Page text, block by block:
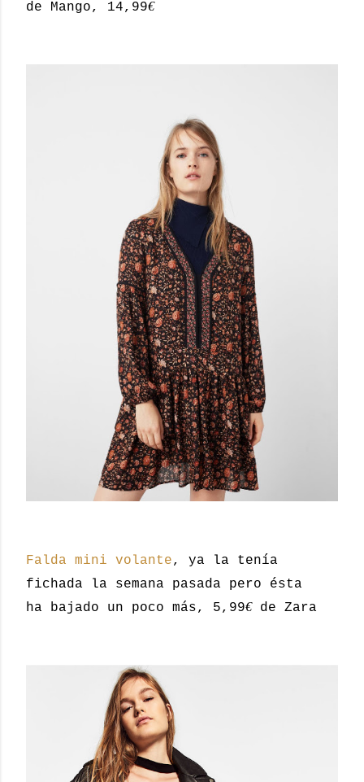
de Mango, 14,99€
Falda mini volante, ya la tenía
fichada la semana pasada pero ésta
ha bajado un poco más, 5,99€de Zara